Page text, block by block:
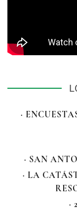
·
· SAN
· LA
·